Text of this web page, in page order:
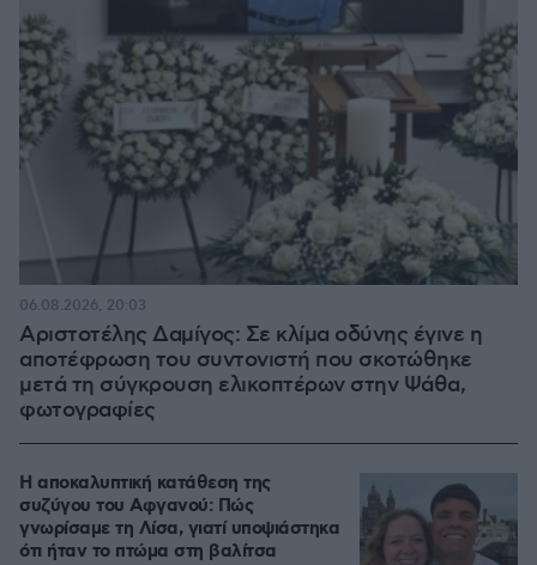
Αριστοτέλης Δαμίγος: Σε κλίμα οδύνης έγινε η
αποτέφρωση του συντονιστή που σκοτώθηκε
μετά τη σύγκρουση ελικοπτέρων στην Ψάθα,
φωτογραφίες
06.08.2026, 20:03
Η αποκαλυπτική κατάθεση της
συζύγου του Αφγανού: Πώς
γνωρίσαμε τη Λίσα, γιατί υποψιάστηκα
ότι ήταν το πτώμα στη βαλίτσα